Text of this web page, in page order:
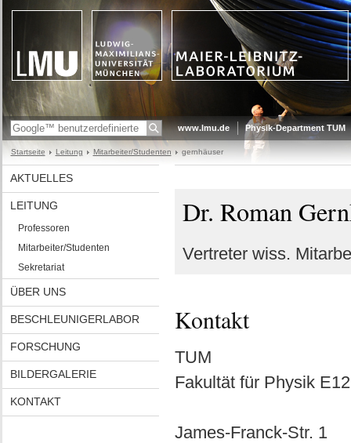
www.lmu.de Physik-Department TUM
Startseite Leitung Mitarbeiter/Studenten gernhäuser
AKTUELLES
LEITUNG
Professoren
Mitarbeiter/Studenten
Sekretariat
ÜBER UNS
BESCHLEUNIGERLABOR
FORSCHUNG
BILDERGALERIE
KONTAKT
Dr. Roman
Vertreter wiss.
Kontakt
TUM
Fakultät für Physik E12
James-Franck-Str. 1